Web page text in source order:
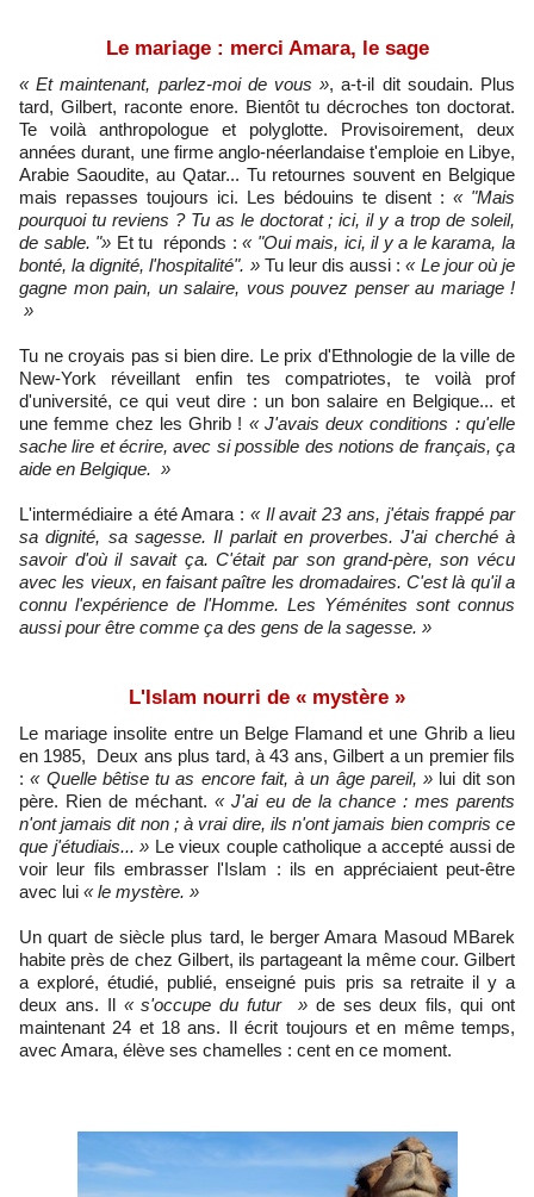
Le mariage : merci Amara, le sage
« Et maintenant, parlez-moi de vous », a-t-il dit soudain. Plus
tard, Gilbert, raconte enore. Bientôt tu décroches ton doctorat.
Te voilà anthropologue et polyglotte. Provisoirement, deux
années durant, une firme anglo-néerlandaise t'emploie en Libye,
Arabie Saoudite, au Qatar... Tu retournes souvent en Belgique
mais repasses toujours ici. Les bédouins te disent : « "Mais
pourquoi tu reviens ? Tu as le doctorat ; ici, il y a trop de soleil,
de sable. "» Et tu réponds : «"Oui mais, ici, il y a le karama, la
bonté, la dignité, l'hospitalité". »Tu leur dis aussi :« Le jour où je
gagne mon pain, un salaire, vous pouvez penser au mariage !
»
Tu ne croyais pas si bien dire. Le prix d'Ethnologie de la ville de
New-York réveillant enfin tes compatriotes, te voilà prof
d'université, ce qui veut dire : un bon salaire en Belgique... et
une femme chez les Ghrib ! « J'avais deux conditions : qu'elle
sache lire et écrire, avec si possible des notions de français, ça
aide en Belgique. »
L'intermédiaire a été Amara : « Il avait 23 ans, j'étais frappé par
sa dignité, sa sagesse. Il parlait en proverbes. J'ai cherché à
savoir d'où il savait ça. C'était par son grand-père, son vécu
avec les vieux, en faisant paître les dromadaires. C'est là qu'il a
connu l'expérience de l'Homme. Les Yéménites sont connus
aussi pour être comme ça des gens de la sagesse. »
L'Islam nourri de « mystère »
Le mariage insolite entre un Belge Flamand et une Ghrib a lieu
en 1985, Deux ans plus tard, à 43 ans, Gilbert a un premier fils
:« Quelle bêtise tu as encore fait, à un âge pareil, » lui dit son
père. Rien de méchant.« J'ai eu de la chance : mes parents
n'ont jamais dit non ; à vrai dire, ils n'ont jamais bien compris ce
que j'étudiais... » Le vieux couple catholique a accepté aussi de
voir leur fils embrasser l'Islam : ils en appréciaient peut-être
avec lui « le mystère. »
Un quart de siècle plus tard, le berger Amara Masoud MBarek
habite près de chez Gilbert, ils partageant la même cour. Gilbert
a exploré, étudié, publié, enseigné puis pris sa retraite il y a
deux ans. Il « s'occupe du futur »de ses deux fils, qui ont
maintenant 24 et 18 ans. Il écrit toujours et en même temps,
avec Amara, élève ses chamelles : cent en ce moment.